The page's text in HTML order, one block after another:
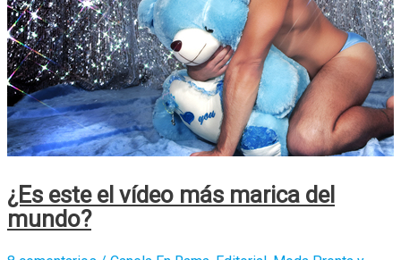
¿Es este el vídeo más marica del
mundo?